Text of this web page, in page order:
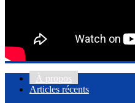
À propos
Articles récents